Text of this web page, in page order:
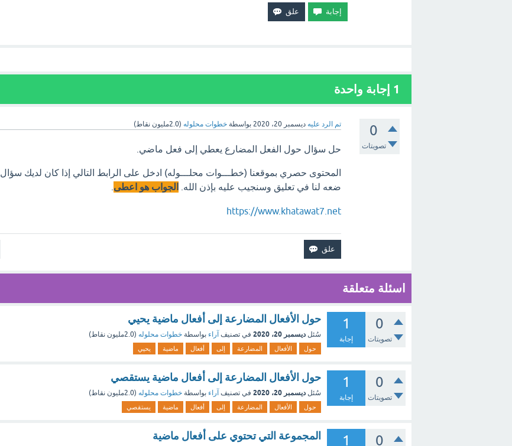
1 إجابة واحدة
0
تصويتات
تم الرد عليه ديسمبر 20، 2020 بواسطةخطوات محلوله (2.0مليون نقاط)
حل سؤال حول الفعل المضارع يعطي إلى فعل ماضي.
المحتوى حصري بموقعنا (خطـــوات محلـــوله) ادخل على الرابط التالي إذا كان لديك سؤال
ضعه لنا في تعليق وسنجيب عليه بإذن الله. الجواب هو اعطى
https://www.khatawat7.net
اسئلة متعلقة
0
تصويتات
1
إجابة
حول الأفعال المضارعة إلى أفعال ماضية يحيي
سُئل ديسمبر 20، 2020 في تصنيف آراء بواسطة خطوات محلوله (2.0مليون نقاط)
حول الأفعال المضارعة إلى أفعال ماضية يحيي
0
تصويتات
1
إجابة
حول الأفعال المضارعة إلى أفعال ماضية يستقصي
سُئل ديسمبر 20، 2020 في تصنيف آراء بواسطة خطوات محلوله (2.0مليون نقاط)
حول الأفعال المضارعة إلى أفعال ماضية يستقصي
0
1 المجموعة التي تحتوي على أفعال ماضية